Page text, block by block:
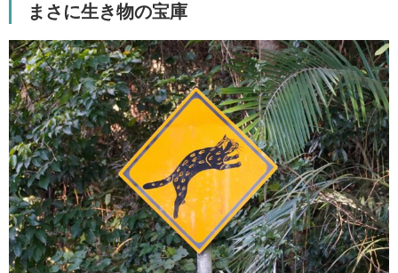
まさに生き物の宝庫